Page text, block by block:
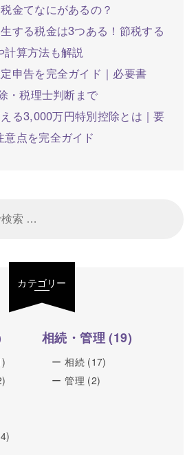
金てなにがあるの？
する税金は3つある！節税する
計算方法も解説
申告を完全ガイド｜必要書
・税理士判断まで
る3,000万円特別控除とは｜要
点を完全ガイド
カテゴリー
相続・管理(19)
相続 (17)
管理 (2)